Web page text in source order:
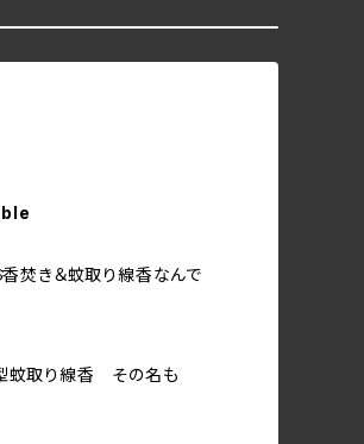
香焚き＆蚊取り線香なんで
蚊取り線香 その名も